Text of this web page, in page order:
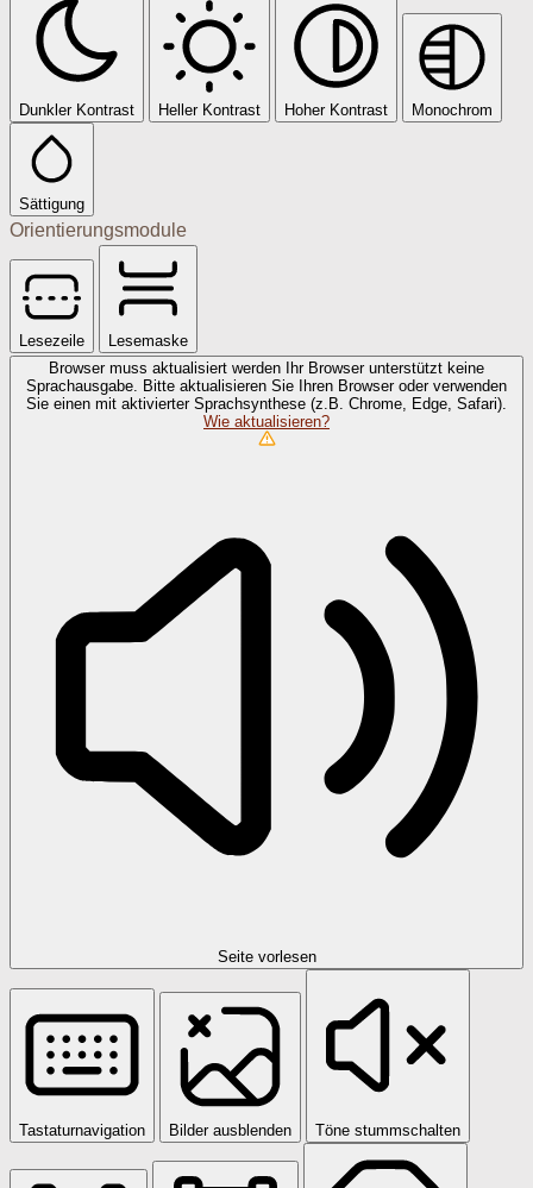
Dunkler Kontrast Heller Kontrast Hoher Kontrast Monochrom
Sättigung
Orientierungsmodule
Lesezeile
Lesemaske
Browser muss aktualisiert werden Ihr Browser unterstützt keine
Sprachausgabe. Bitte aktualisieren Sie Ihren Browser oder verwenden
Sie einen mit aktivierter Sprachsynthese (z.B. Chrome, Edge, Safari).
Wie aktualisieren?
Seite vorlesen
Tastaturnavigation Bilder ausblenden Töne stummschalten